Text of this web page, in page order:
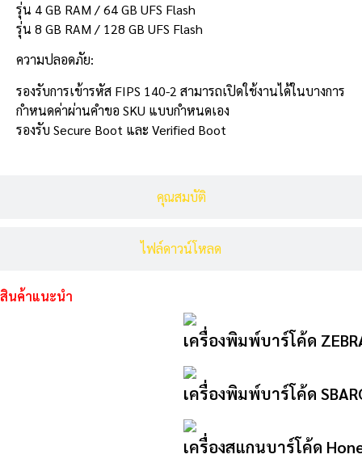
คุณสมบัติ
ไฟล์ดาวน์โหลด
รุ่น 4 GB RAM / 64 GB UFS Flash
รุ่น 8 GB RAM / 128 GB UFS Flash
ความปลอดภัย:
รองรับการเข้ารหัส FIPS 140-2 สามารถเปิดใช้งานได้ในบางการ
กำหนดค่าผ่านคำขอ SKU แบบกำหนดเอง
รองรับ Secure Boot และ Verified Boot
สินค้าแนะนำ
เครื่องพิมพ์บาร์โค้ด
เครื่องพิมพ์บาร์โค้ด
เครื่องสแกนบาร์โค้ด